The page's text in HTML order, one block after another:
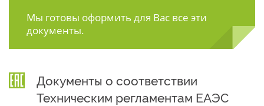
Мы готовы оформить для Вас все эти
документы.
Документы о соответствии
Техническим регламентам ЕАЭС